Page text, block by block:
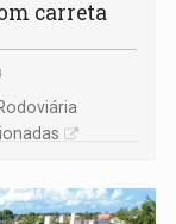
carreta